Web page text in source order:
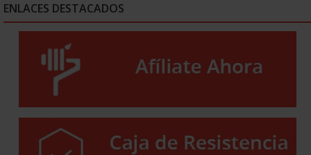
ENLACES DESTACADOS